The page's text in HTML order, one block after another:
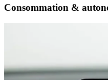
Consommation &